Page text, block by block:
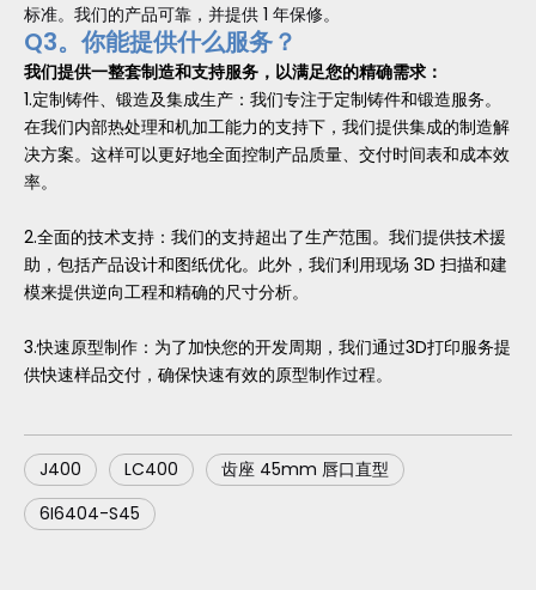
标准。我们的产品可靠，并提供 1 年保修。
Q3。你能提供什么服务？
我们提供一整套制造和支持服务，以满足您的精确需求：
1.定制铸件、锻造及集成生产：我们专注于定制铸件和锻造服务。
在我们内部热处理和机加工能力的支持下，我们提供集成的制造解
决方案。这样可以更好地全面控制产品质量、交付时间表和成本效
率。
2.全面的技术支持：我们的支持超出了生产范围。我们提供技术援
助，包括产品设计和图纸优化。此外，我们利用现场 3D 扫描和建
模来提供逆向工程和精确的尺寸分析。
3.快速原型制作：为了加快您的开发周期，我们通过3D打印服务提
供快速样品交付，确保快速有效的原型制作过程。
J400 LC400
齿座 45mm 唇口直型
6I6404-S45